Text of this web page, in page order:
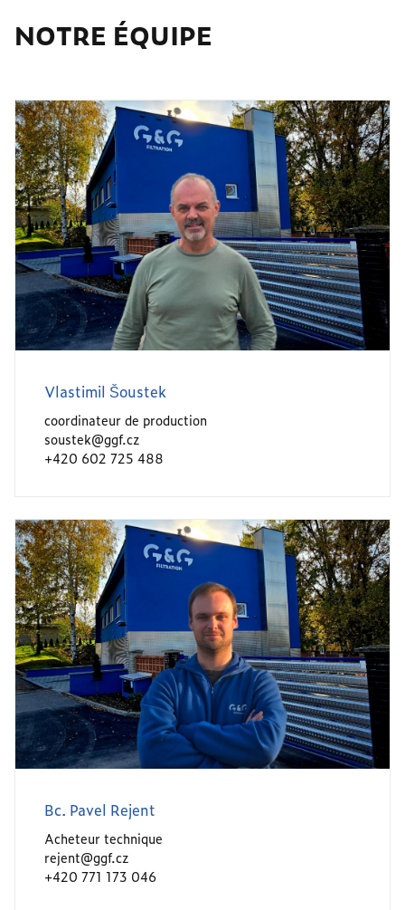
NOTRE ÉQUIPE
Vlastimil Šoustek
coordinateur de production
soustek@ggf.cz
+420 602 725 488
Bc. Pavel Rejent
Acheteur technique
rejent@ggf.cz
+420 771 173 046